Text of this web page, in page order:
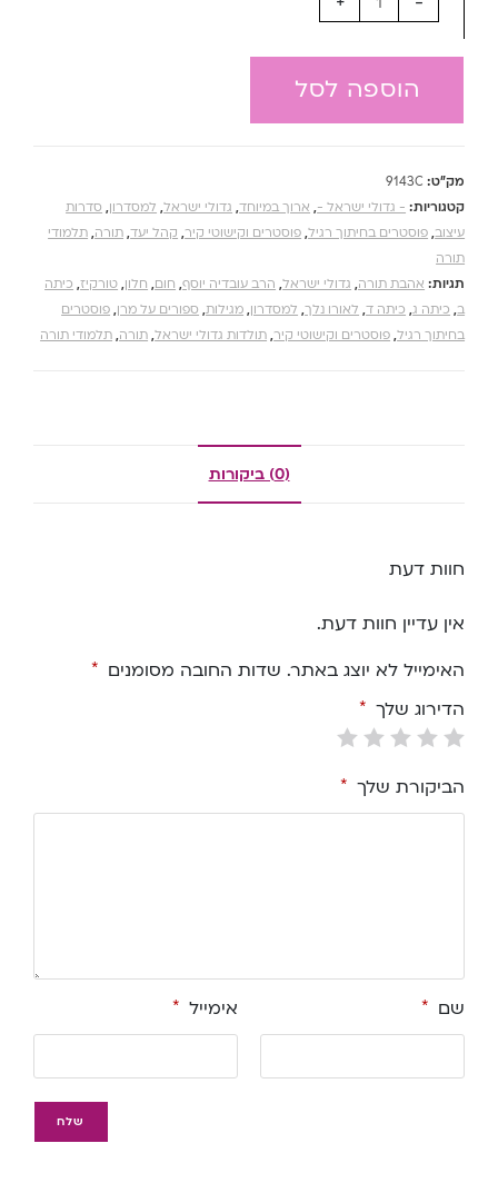
הוספה לסל
מק"ט: 9143C
קטגוריות: - גדולי ישראל -, ארוך במיוחד, גדולי ישראל, למסדרון, סדרות
עיצוב, פוסטרים בחיתוך רגיל, פוסטרים וקישוטי קיר, קהל יעד, תורה, תלמודי
תורה
תגיות: אהבת תורה, גדולי ישראל, הרב עובדיה יוסף, חום, חלון, טורקיז, כיתה
ב, כיתה ג, כיתה ד, לאורו נלך, למסדרון, מגילות, ספורים על מרן, פוסטרים
בחיתוך רגיל, פוסטרים וקישוטי קיר, תולדות גדולי ישראל, תורה, תלמודי תורה
(0) ביקורות
חוות דעת
אין עדיין חוות דעת.
האימייל לא יוצג באתר. שדות החובה מסומנים *
הדירוג שלך *
הביקורת שלך *
שם * אימייל *